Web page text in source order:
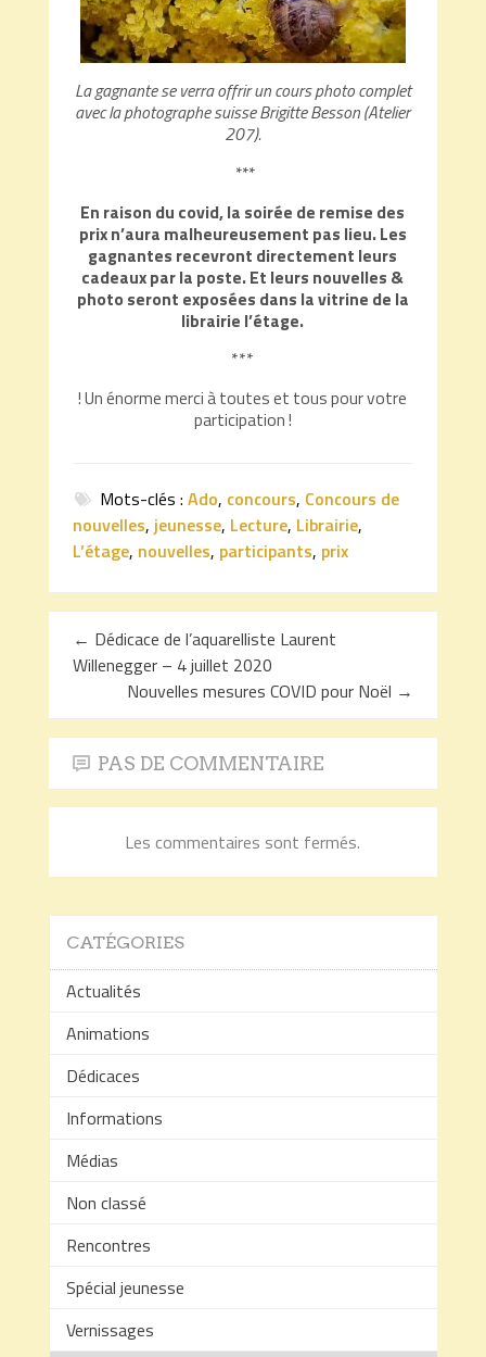
La gagnante se verra offrir un cours photo complet
avec la photographe suisse Brigitte Besson (Atelier
207).
***
En raison du covid, la soirée de remise des
prix n’aura malheureusement pas lieu. Les
gagnantes recevront directement leurs
cadeaux par la poste. Et leurs nouvelles &
photo seront exposées dans la vitrine de la
librairie l’étage.
***
! Un énorme merci à toutes et tous pour votre
participation !
Mots-clés :Ado, concours, Concours de
nouvelles,jeunesse, Lecture, Librairie,
L’étage, nouvelles, participants, prix
← Dédicace de l’aquarelliste Laurent
Willenegger – 4 juillet 2020
Nouvelles mesures COVID pour Noël →
PAS DE COMMENTAIRE
Les commentaires sont fermés.
CATÉGORIES
Actualités
Animations
Dédicaces
Informations
Médias
Non classé
Rencontres
Spécial jeunesse
Vernissages